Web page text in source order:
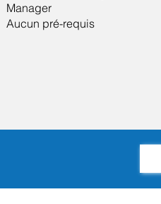
Manager
Aucun pré-requis